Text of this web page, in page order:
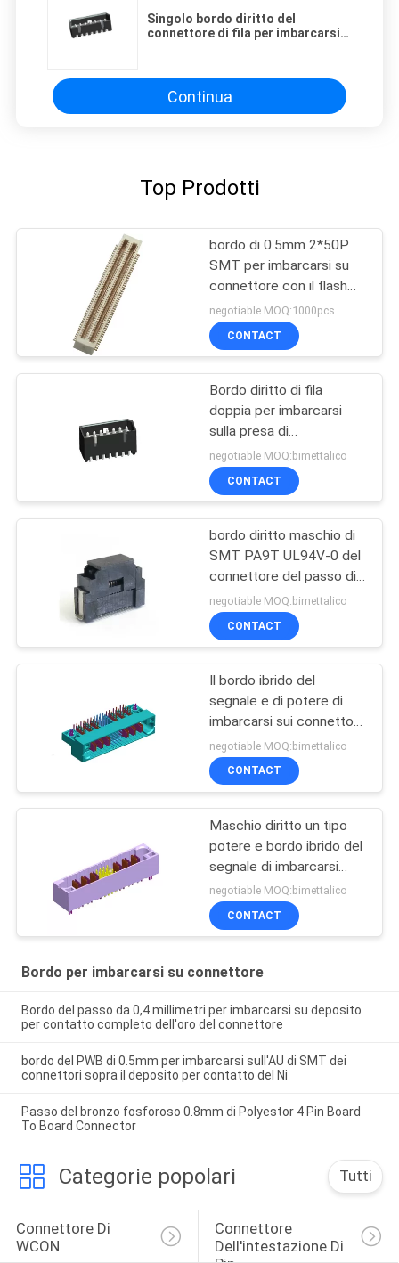
Singolo bordo diritto del
connettore di fila per imbarcarsi
Continua
Top Prodotti
bordo di 0.5mm 2*50P
SMT per imbarcarsi su
connettore con il flash
dell'oro del bronzo del
fosforo PA9T della
posta
negotiable MOQ:1000pcs
CONTACT
Bordo diritto di fila
doppia per imbarcarsi
sulla presa di
alimentazione maschio
del connettore 1.25mm
negotiable MOQ:bimettalico
CONTACT
bordo diritto maschio di
SMT PA9T UL94V-0 del
connettore del passo di
0.8mm per imbarcarsi sul
tipo di D
negotiable MOQ:bimettalico
CONTACT
Il bordo ibrido del
segnale e di potere di
imbarcarsi sui connettori
radrizza il maschio di
angelo un tipo la
IMMERSIONE con le
negotiable MOQ:bimettalico
CONTACT
Maschio diritto un tipo
potere e bordo ibrido del
segnale di imbarcarsi
sullo Sn dei connettori
placcato con le forcelle
ROHS
negotiable MOQ:bimettalico
CONTACT
Bordo per imbarcarsi su connettore
Bordo del passo da 0,4 millimetri per imbarcarsi su deposito
per contatto completo dell'oro del connettore
bordo del PWB di 0.5mm per imbarcarsi sull'AU di SMT dei
connettori sopra il deposito per contatto del Ni
Passo del bronzo fosforoso 0.8mm di Polyestor 4 Pin Board
To Board Connector
Categorie popolari Tutti
Connettore Di
WCON
Connettore
Dell'intestazione Di